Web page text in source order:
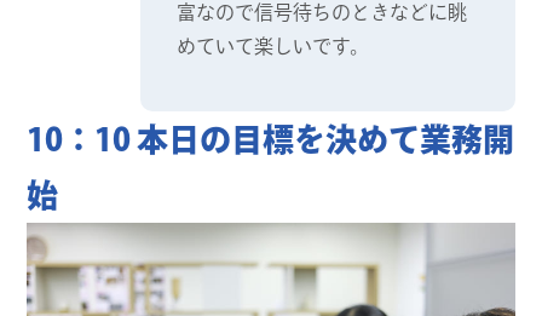
富なので信号待ちのときなどに眺
めていて楽しいです。
10：10 本日の目標を決めて業務開
始